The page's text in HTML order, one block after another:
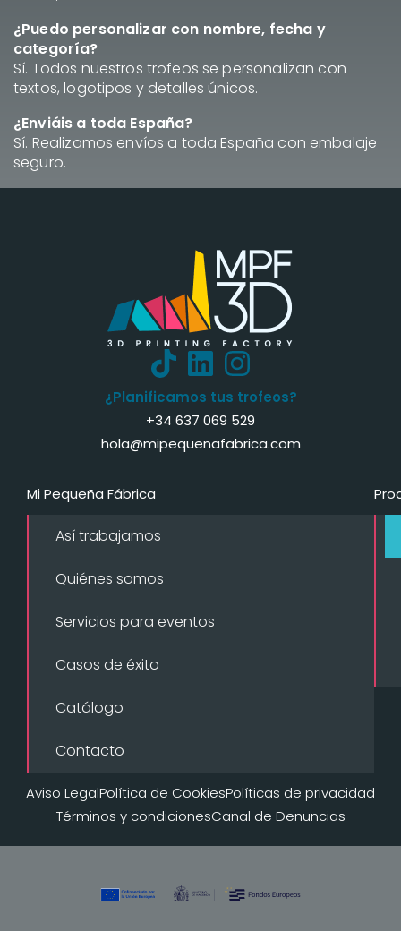
¿Puedo personalizar con nombre, fecha y
categoría?
Sí. Todos nuestros trofeos se personalizan con
textos, logotipos y detalles únicos.
¿Enviáis a toda España?
Sí. Realizamos envíos a toda España con embalaje
seguro.
¿Planificamos tus trofeos?
+34 637 069 529
hola@mipequenafabrica.com
Mi Pequeña Fábrica
Así trabajamos
Quiénes somos
Servicios para eventos
Casos de éxito
Catálogo
Contacto
Aviso LegalPolítica de CookiesPolíticas de privacidad
Términos y condicionesCanal de Denuncias